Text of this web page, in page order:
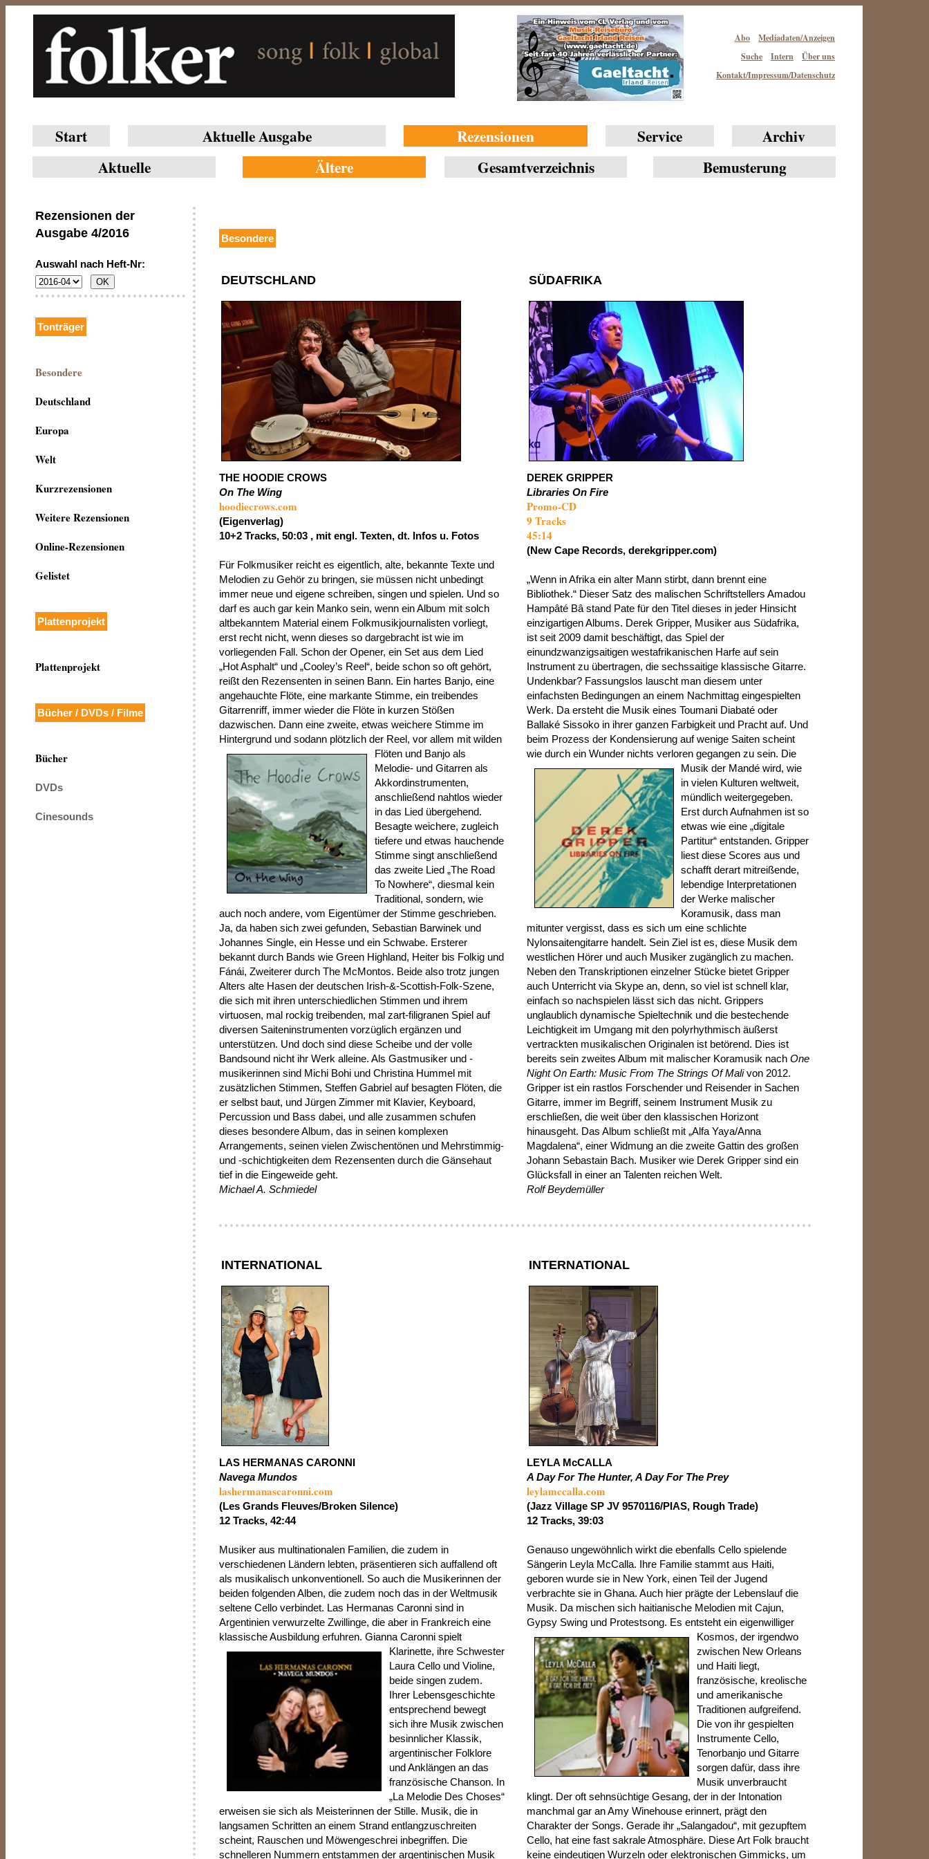
Abo
Mediadaten/Anzeigen
Suche
Intern
Über uns
Kontakt/Impressum/Datenschutz
Start Aktuelle Ausgabe Rezensionen Service
Archiv
Aktuelle
Ältere Gesamtverzeichnis Bemusterung
Rezensionen der
Ausgabe 4/2016
Auswahl nach Heft-Nr:
Tonträger
Besondere
Deutschland
Europa
Welt
Kurzrezensionen
Weitere Rezensionen
Online-Rezensionen
Gelistet
Plattenprojekt
Plattenprojekt
Bücher / DVDs / Filme
Bücher
DVDs
Cinesounds
Besondere
DEUTSCHLAND
THE HOODIE CROWS
On The Wing
hoodiecrows.com
(Eigenverlag)
10+2 Tracks, 50:03 , mit engl. Texten, dt. Infos u. Fotos
Für Folkmusiker reicht es eigentlich, alte, bekannte Texte und
Melodien zu Gehör zu bringen, sie müssen nicht unbedingt
immer neue und eigene schreiben, singen und spielen. Und so
darf es auch gar kein Manko sein, wenn ein Album mit solch
altbekanntem Material einem Folkmusikjournalisten vorliegt,
erst recht nicht, wenn dieses so dargebracht ist wie im
vorliegenden Fall. Schon der Opener, ein Set aus dem Lied
„Hot Asphalt“ und „Cooley’s Reel“, beide schon so oft gehört,
reißt den Rezensenten in seinen Bann. Ein hartes Banjo, eine
angehauchte Flöte, eine markante Stimme, ein treibendes
Gitarrenriff, immer wieder die Flöte in kurzen Stößen
dazwischen. Dann eine zweite, etwas weichere Stimme im
Hintergrund und sodann plötzlich der Reel, vor allem mit wilden
Flöten und Banjo als
Melodie- und Gitarren als
Akkordinstrumenten,
anschließend nahtlos wieder
in das Lied übergehend.
Besagte weichere, zugleich
tiefere und etwas hauchende
Stimme singt anschließend
das zweite Lied „The Road
To Nowhere“, diesmal kein
Traditional, sondern, wie
auch noch andere, vom Eigentümer der Stimme geschrieben.
Ja, da haben sich zwei gefunden, Sebastian Barwinek und
Johannes Single, ein Hesse und ein Schwabe. Ersterer
bekannt durch Bands wie Green Highland, Heiter bis Folkig und
Fánái, Zweiterer durch The McMontos. Beide also trotz jungen
Alters alte Hasen der deutschen Irish-&-Scottish-Folk-Szene,
die sich mit ihren unterschiedlichen Stimmen und ihrem
virtuosen, mal rockig treibenden, mal zart-filigranen Spiel auf
diversen Saiteninstrumenten vorzüglich ergänzen und
unterstützen. Und doch sind diese Scheibe und der volle
Bandsound nicht ihr Werk alleine. Als Gastmusiker und -
musikerinnen sind Michi Bohi und Christina Hummel mit
zusätzlichen Stimmen, Steffen Gabriel auf besagten Flöten, die
er selbst baut, und Jürgen Zimmer mit Klavier, Keyboard,
Percussion und Bass dabei, und alle zusammen schufen
dieses besondere Album, das in seinen komplexen
Arrangements, seinen vielen Zwischentönen und Mehrstimmig-
und -schichtigkeiten dem Rezensenten durch die Gänsehaut
tief in die Eingeweide geht.
Michael A. Schmiedel
SÜDAFRIKA
DEREK GRIPPER
Libraries On Fire
Promo-CD
9 Tracks
45:14
(New Cape Records, derekgripper.com)
„Wenn in Afrika ein alter Mann stirbt, dann brennt eine
Bibliothek.“ Dieser Satz des malischen Schriftstellers Amadou
Hampâté Bâ stand Pate für den Titel dieses in jeder Hinsicht
einzigartigen Albums. Derek Gripper, Musiker aus Südafrika,
ist seit 2009 damit beschäftigt, das Spiel der
einundzwanzigsaitigen westafrikanischen Harfe auf sein
Instrument zu übertragen, die sechssaitige klassische Gitarre.
Undenkbar? Fassungslos lauscht man diesem unter
einfachsten Bedingungen an einem Nachmittag eingespielten
Werk. Da ersteht die Musik eines Toumani Diabaté oder
Ballaké Sissoko in ihrer ganzen Farbigkeit und Pracht auf. Und
beim Prozess der Kondensierung auf wenige Saiten scheint
wie durch ein Wunder nichts verloren gegangen zu sein. Die
Musik der Mandé wird, wie
in vielen Kulturen weltweit,
mündlich weitergegeben.
Erst durch Aufnahmen ist so
etwas wie eine „digitale
Partitur“ entstanden. Gripper
liest diese Scores aus und
schafft derart mitreißende,
lebendige Interpretationen
der Werke malischer
Koramusik, dass man
mitunter vergisst, dass es sich um eine schlichte
Nylonsaitengitarre handelt. Sein Ziel ist es, diese Musik dem
westlichen Hörer und auch Musiker zugänglich zu machen.
Neben den Transkriptionen einzelner Stücke bietet Gripper
auch Unterricht via Skype an, denn, so viel ist schnell klar,
einfach so nachspielen lässt sich das nicht. Grippers
unglaublich dynamische Spieltechnik und die bestechende
Leichtigkeit im Umgang mit den polyrhythmisch äußerst
vertrackten musikalischen Originalen ist betörend. Dies ist
bereits sein zweites Album mit malischer Koramusik nach One
Night On Earth: Music From The Strings Of Malivon 2012.
Gripper ist ein rastlos Forschender und Reisender in Sachen
Gitarre, immer im Begriff, seinem Instrument Musik zu
erschließen, die weit über den klassischen Horizont
hinausgeht. Das Album schließt mit „Alfa Yaya/Anna
Magdalena“, einer Widmung an die zweite Gattin des großen
Johann Sebastain Bach. Musiker wie Derek Gripper sind ein
Glücksfall in einer an Talenten reichen Welt.
Rolf Beydemüller
INTERNATIONAL
LAS HERMANAS CARONNI
Navega Mundos
lashermanascaronni.com
(Les Grands Fleuves/Broken Silence)
12 Tracks, 42:44
Musiker aus multinationalen Familien, die zudem in
verschiedenen Ländern lebten, präsentieren sich auffallend oft
als musikalisch unkonventionell. So auch die Musikerinnen der
beiden folgenden Alben, die zudem noch das in der Weltmusik
seltene Cello verbindet. Las Hermanas Caronni sind in
Argentinien verwurzelte Zwillinge, die aber in Frankreich eine
klassische Ausbildung erfuhren. Gianna Caronni spielt
Klarinette, ihre Schwester
Laura Cello und Violine,
beide singen zudem.
Ihrer Lebensgeschichte
entsprechend bewegt
sich ihre Musik zwischen
besinnlicher Klassik,
argentinischer Folklore
und Anklängen an das
französische Chanson. In
„La Melodie Des Choses“
erweisen sie sich als Meisterinnen der Stille. Musik, die in
langsamen Schritten an einem Strand entlangzuschreiten
scheint, Rauschen und Möwengeschrei inbegriffen. Die
schnelleren Nummern entstammen der argentinischen Musik
INTERNATIONAL
LEYLA McCALLA
A Day For The Hunter, A Day For The Prey
leylamccalla.com
(Jazz Village SP JV 9570116/PIAS, Rough Trade)
12 Tracks, 39:03
Genauso ungewöhnlich wirkt die ebenfalls Cello spielende
Sängerin Leyla McCalla. Ihre Familie stammt aus Haiti,
geboren wurde sie in New York, einen Teil der Jugend
verbrachte sie in Ghana. Auch hier prägte der Lebenslauf die
Musik. Da mischen sich haitianische Melodien mit Cajun,
Gypsy Swing und Protestsong. Es entsteht ein eigenwilliger
Kosmos, der irgendwo
zwischen New Orleans
und Haiti liegt,
französische, kreolische
und amerikanische
Traditionen aufgreifend.
Die von ihr gespielten
Instrumente Cello,
Tenorbanjo und Gitarre
sorgen dafür, dass ihre
Musik unverbraucht
klingt. Der oft sehnsüchtige Gesang, der in der Intonation
manchmal gar an Amy Winehouse erinnert, prägt den
Charakter der Songs. Gerade ihr „Salangadou“, mit gezupftem
Cello, hat eine fast sakrale Atmosphäre. Diese Art Folk braucht
keine eindeutigen Wurzeln oder elektronischen Gimmicks, um